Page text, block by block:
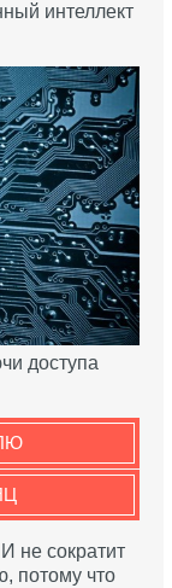
интеллект
доступа
не сократит
потому что